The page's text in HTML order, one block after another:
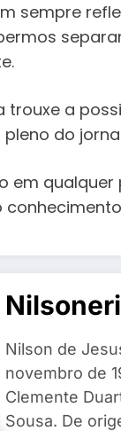
sempre
trouxe a
do
em
Nilson de
novembro de
Clemente
Sousa. De